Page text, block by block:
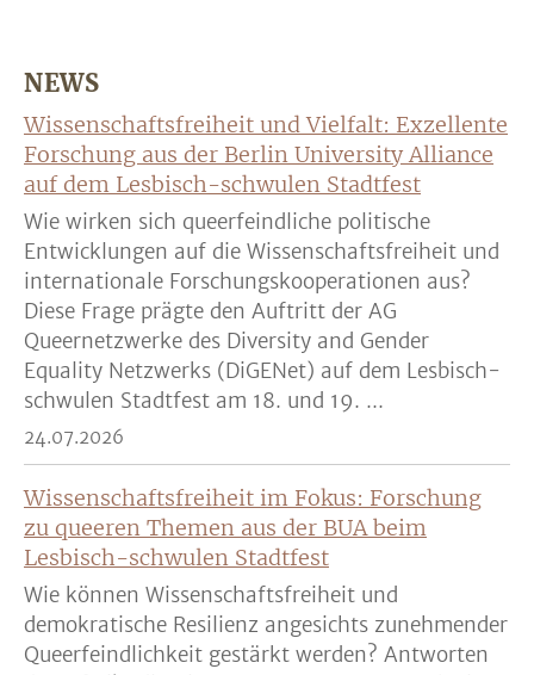
NEWS
Wissenschaftsfreiheit und Vielfalt: Exzellente
Forschung aus der Berlin University Alliance
auf dem Lesbisch-schwulen Stadtfest
Wie wirken sich queerfeindliche politische
Entwicklungen auf die Wissenschaftsfreiheit und
internationale Forschungskooperationen aus?
Diese Frage prägte den Auftritt der AG
Queernetzwerke des Diversity and Gender
Equality Netzwerks (DiGENet) auf dem Lesbisch-
schwulen Stadtfest am 18. und 19. ...
24.07.2026
Wissenschaftsfreiheit im Fokus: Forschung
zu queeren Themen aus der BUA beim
Lesbisch-schwulen Stadtfest
Wie können Wissenschaftsfreiheit und
demokratische Resilienz angesichts zunehmender
Queerfeindlichkeit gestärkt werden? Antworten